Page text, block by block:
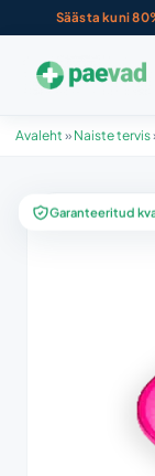
Säästa kuni
Avaleht » Naiste tervis
Garanteeritud